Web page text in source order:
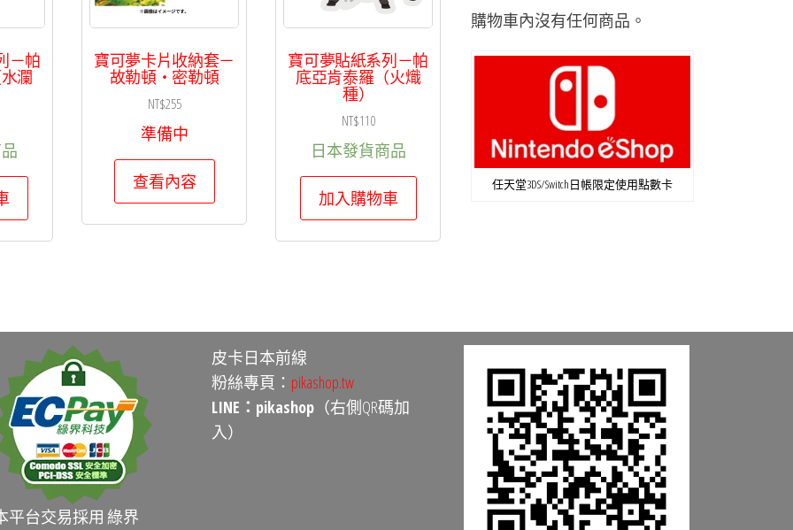
－帕
瀾
寶可夢卡片收納套－
故勒頓・密勒頓
NT$255
準備中
查看內容
寶可夢貼紙系列－帕
底亞肯泰羅（火熾
種）
NT$110
日本發貨商品
加入購物車
購物車內沒有任何商品。
任天堂3DS/Switch日帳限定使用點數卡
平台交易採用 綠界
皮卡日本前線
粉絲專頁： pikashop.tw
LINE：pikashop （右側QR碼加
入）